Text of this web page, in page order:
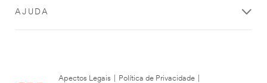
AJUDA
Apectos Legais Política de Privacidade